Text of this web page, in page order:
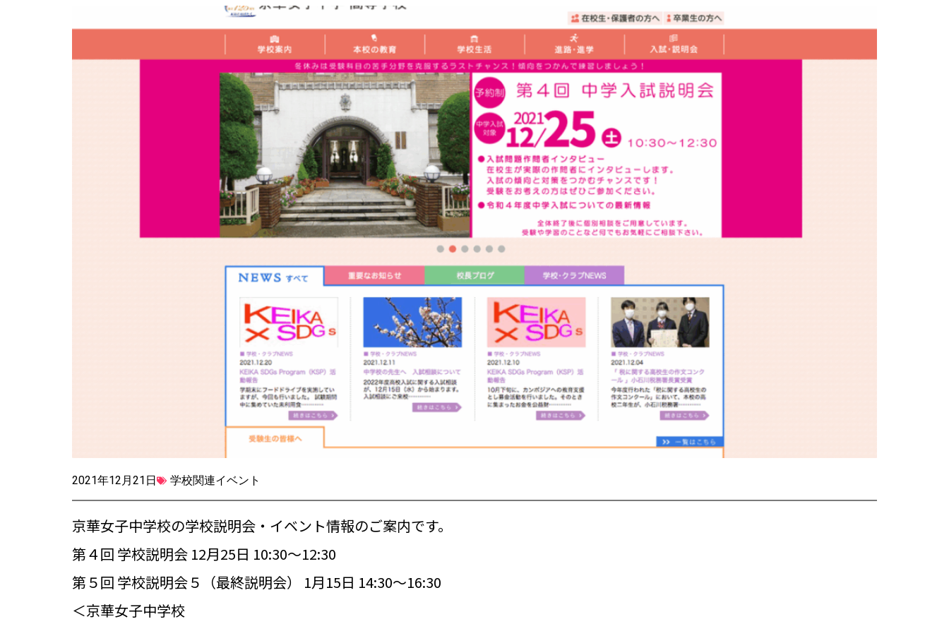
2021年12月21日 学校関連イベント
京華女子中学校の学校説明会・イベント情報のご案内です。
第４回 学校説明会 12月25日 10:30～12:30
第５回 学校説明会５（最終説明会） 1月15日 14:30～16:30
＜京華女子中学校